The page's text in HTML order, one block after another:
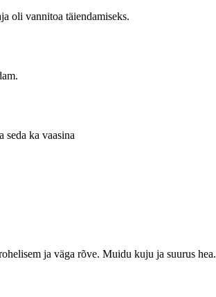
oli vannitoa täiendamiseks.
seda ka vaasina
ja väga rõve. Muidu kuju ja suurus hea.